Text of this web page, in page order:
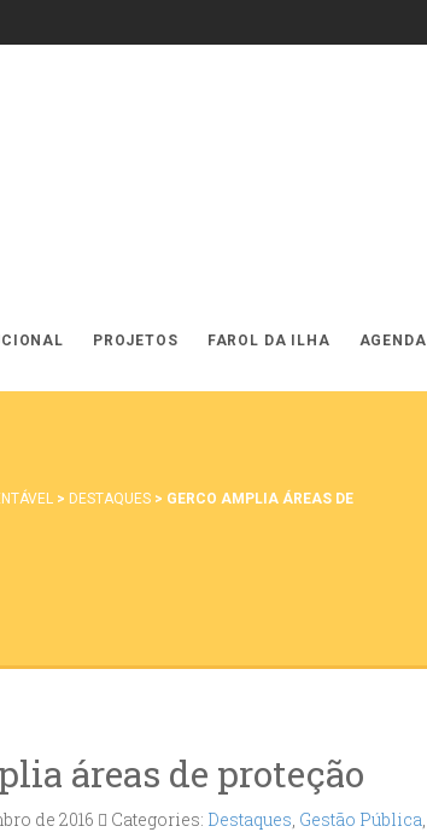
PROJETOS FAROL DA ILHA AGENDA
> DESTAQUES > GERCO AMPLIA ÁREAS DE
áreas de proteção
de 2016 Categories: Destaques, Gestão Pública,